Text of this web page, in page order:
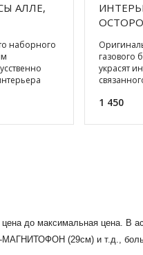
АЛЛЕ,
наборного
газового
украсят
механ
1 450
до максимальная цена. В
(29см) и т.д.,